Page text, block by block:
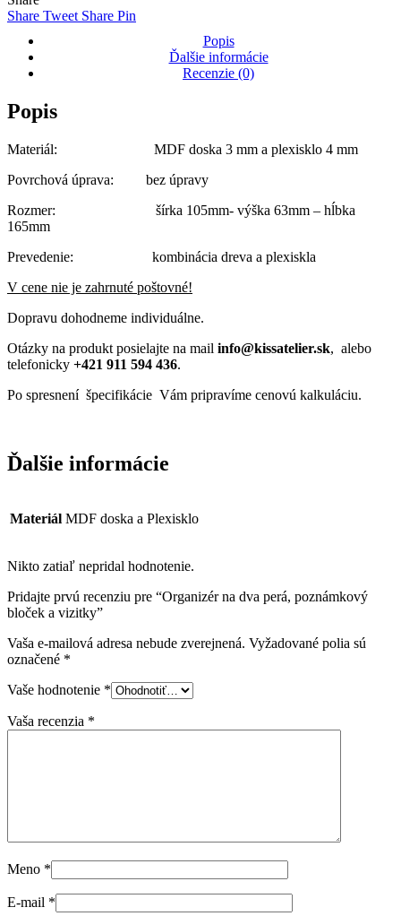
bloček
a
vizitky
Share Tweet Share Pin
Popis
Ďalšie informácie
Recenzie (0)
Popis
Materiál: MDF doska 3 mm a plexisklo 4 mm
Povrchová úprava: bez úpravy
Rozmer: šírka 105mm- výška 63mm – hĺbka
165mm
Prevedenie: kombinácia dreva a plexiskla
V cene nie je zahrnuté poštovné!
Dopravu dohodneme individuálne.
Otázky na produkt posielajte na mail info@kissatelier.sk, alebo
telefonicky +421 911 594 436.
Po spresnení špecifikácie Vám pripravíme cenovú kalkuláciu.
Ďalšie informácie
Materiál MDF doska a Plexisklo
Nikto zatiaľ nepridal hodnotenie.
Pridajte prvú recenziu pre “Organizér na dva perá, poznámkový
bloček a vizitky”
Vaša e-mailová adresa nebude zverejnená. Vyžadované polia sú
označené *
Vaše hodnotenie *
Vaša recenzia *
Meno *
E-mail *